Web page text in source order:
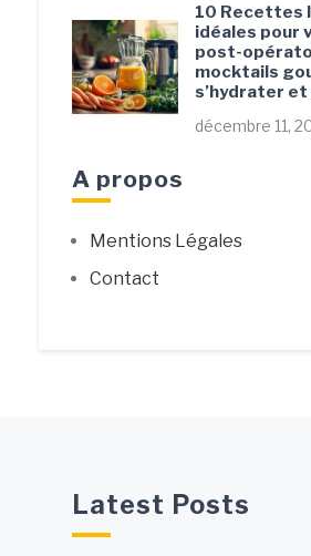
10 Recettes
idéales pour
post-
mocktails
s’hydrater
décembre 11,
A propos
Mentions Légales
Contact
Latest Posts